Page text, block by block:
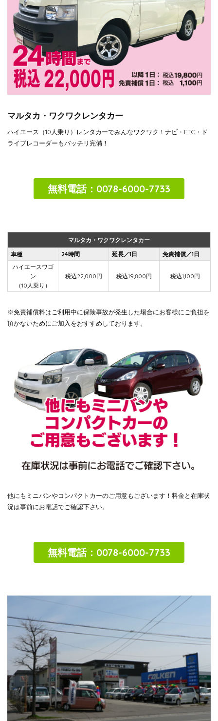
マルタカ・ワクワクレンタカー
ハイエース（10人乗り）レンタカーでみんなワクワク！ナビ・ETC・ド
ライブレコーダーもバッチリ完備！
無料電話： 0078-6000-7733
マルタカ・ワクワクレンタカー
車種
24時間 延長／1日
免責補償／1日
ハイエースワゴ
ン
（10人乗り）
税込22,000円 税込19,800円 税込1,100円
※免責補償料はご利用中に保険事故が発生した場合にお客様にご負担を
頂かないためにご加入をおすすめしております。
他にもミニバンやコンパクトカーのご用意もございます！料金と在庫状
況は事前にお電話でご確認下さい。
無料電話： 0078-6000-7733